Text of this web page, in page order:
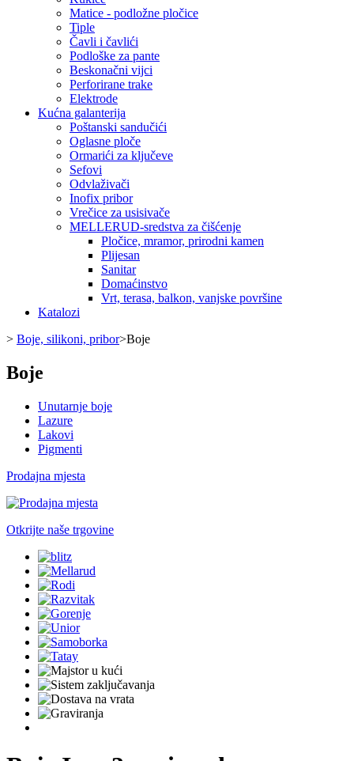
Matice - podložne pločice
Tiple
Čavli i čavlići
Podloške za pante
Beskonačni vijci
Perforirane trake
Elektrode
Kućna galanterija
Poštanski sandučići
Oglasne ploče
Ormarići za ključeve
Sefovi
Odvlaživači
Inofix pribor
Vrečice za usisivače
MELLERUD-sredstva za čišćenje
Pločice, mramor, prirodni kamen
Plijesan
Sanitar
Domaćinstvo
Vrt, terasa, balkon, vanjske površine
Katalozi
> Boje, silikoni, pribor>Boje
Boje
Unutarnje boje
Lazure
Lakovi
Pigmenti
Prodajna mjesta
Otkrijte naše trgovine